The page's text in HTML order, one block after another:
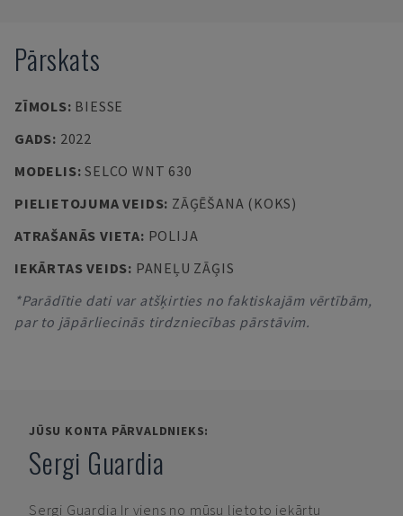
Pārskats
ZĪMOLS: BIESSE
GADS: 2022
MODELIS:SELCO WNT 630
PIELIETOJUMA VEIDS: ZĀĢĒŠANA (KOKS)
ATRAŠANĀS VIETA: POLIJA
IEKĀRTAS VEIDS: PANEĻU ZĀĢIS
*Parādītie dati var atšķirties no faktiskajām vērtībām,
par to jāpārliecinās tirdzniecības pārstāvim.
JŪSU KONTA PĀRVALDNIEKS:
Sergi Guardia
Sergi Guardia Ir viens no mūsu lietoto iekārtu